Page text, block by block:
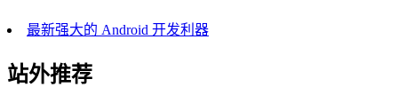
最新强大的 Android 开发利器
站外推荐